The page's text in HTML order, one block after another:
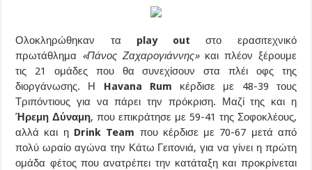
Ολοκληρώθηκαν τα play outστο ερασιτεχνικό
πρωτάθλημα «Πάνος Ζαχαρογιάννης»και πλέον ξέρουμε
τις 21 ομάδες που θα συνεχίσουν στα πλέι οφς της
διοργάνωσης. Η Havana Rum κέρδισε με 48-39 τους
Τριπόντιους για να πάρει την πρόκριση. Μαζί της και η
Ήρεμη Δύναμη, που επικράτησε με 59-41 της Σοφοκλέους,
αλλά και η Drink Team που κέρδισε με 70-67 μετά από
πολύ ωραίο αγώνα την Κάτω Γειτονιά, για να γίνει η πρώτη
ομάδα φέτος που ανατρέπει την κατάταξη και προκρίνεται